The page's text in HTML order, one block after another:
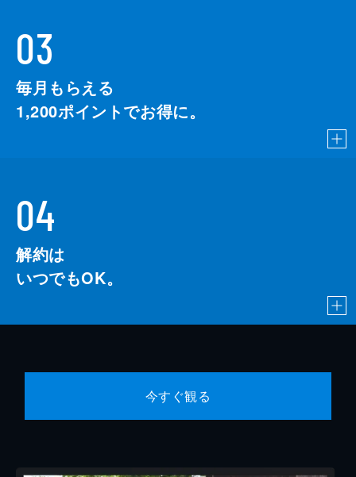
03
毎月もらえる
1,200ポイントでお得に。
04
解約は
いつでもOK。
今すぐ観る